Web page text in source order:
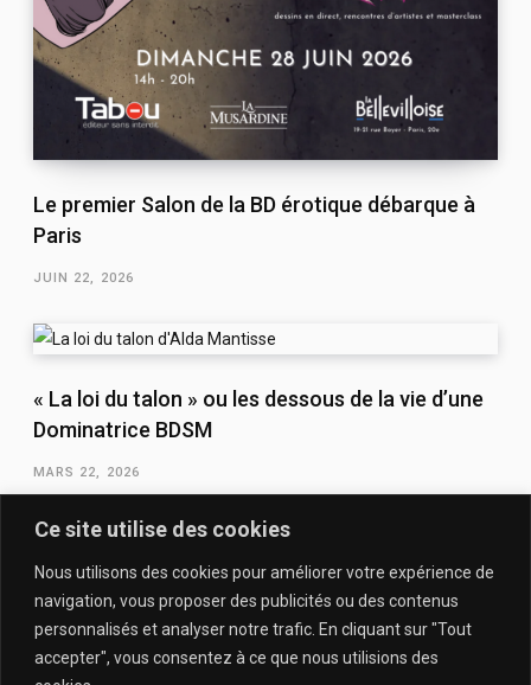
Ce site utilise des cookies
Nous utilisons des cookies pour améliorer votre expérience de
navigation, vous proposer des publicités ou des contenus
personnalisés et analyser notre trafic. En cliquant sur "Tout
accepter", vous consentez à ce que nous utilisions des
Le premier Salon de la BD érotique débarque à
Paris
JUIN 22, 2026
« La loi du talon » ou les dessous de la vie d’une
Dominatrice BDSM
MARS 22, 2026